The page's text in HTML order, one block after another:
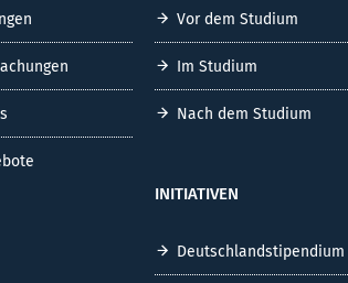
Vor dem Studium
Im Studium
Nach dem Studium
INITIATIVEN
Deutschlandstipendium